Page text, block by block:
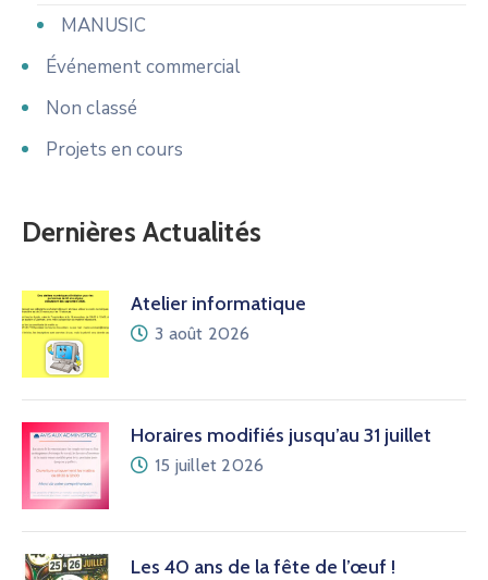
MANUSIC
Événement commercial
Non classé
Projets en cours
Dernières Actualités
Atelier informatique
3 août 2026
Horaires modifiés jusqu’au 31 juillet
15 juillet 2026
Les 40 ans de la fête de l’œuf !